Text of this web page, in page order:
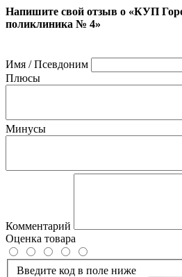
Напишите свой отзыв о «КУП
поликлиника № 4»
Имя / Псевдоним
Плюсы
Минусы
Комментарий
Оценка товара
Введите код в поле ниже